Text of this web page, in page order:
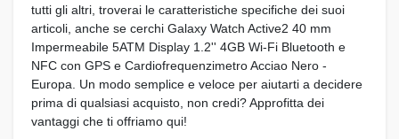
tutti gli altri, troverai le caratteristiche specifiche dei suoi
articoli, anche se cerchi Galaxy Watch Active2 40 mm
Impermeabile 5ATM Display 1.2'' 4GB Wi-Fi Bluetooth e
NFC con GPS e Cardiofrequenzimetro Acciao Nero -
Europa. Un modo semplice e veloce per aiutarti a decidere
prima di qualsiasi acquisto, non credi? Approfitta dei
vantaggi che ti offriamo qui!